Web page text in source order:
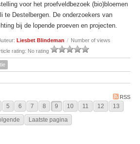
voor het proefveldbezoek (bio)bloemen
te Destelbergen. De onderzoekers van
bij de lopende proeven en projecten.
Liesbet Blindeman / Number of views
rating: No rating
RSS
5 6 7 8 9 10 11 12
13
Laatste pagina